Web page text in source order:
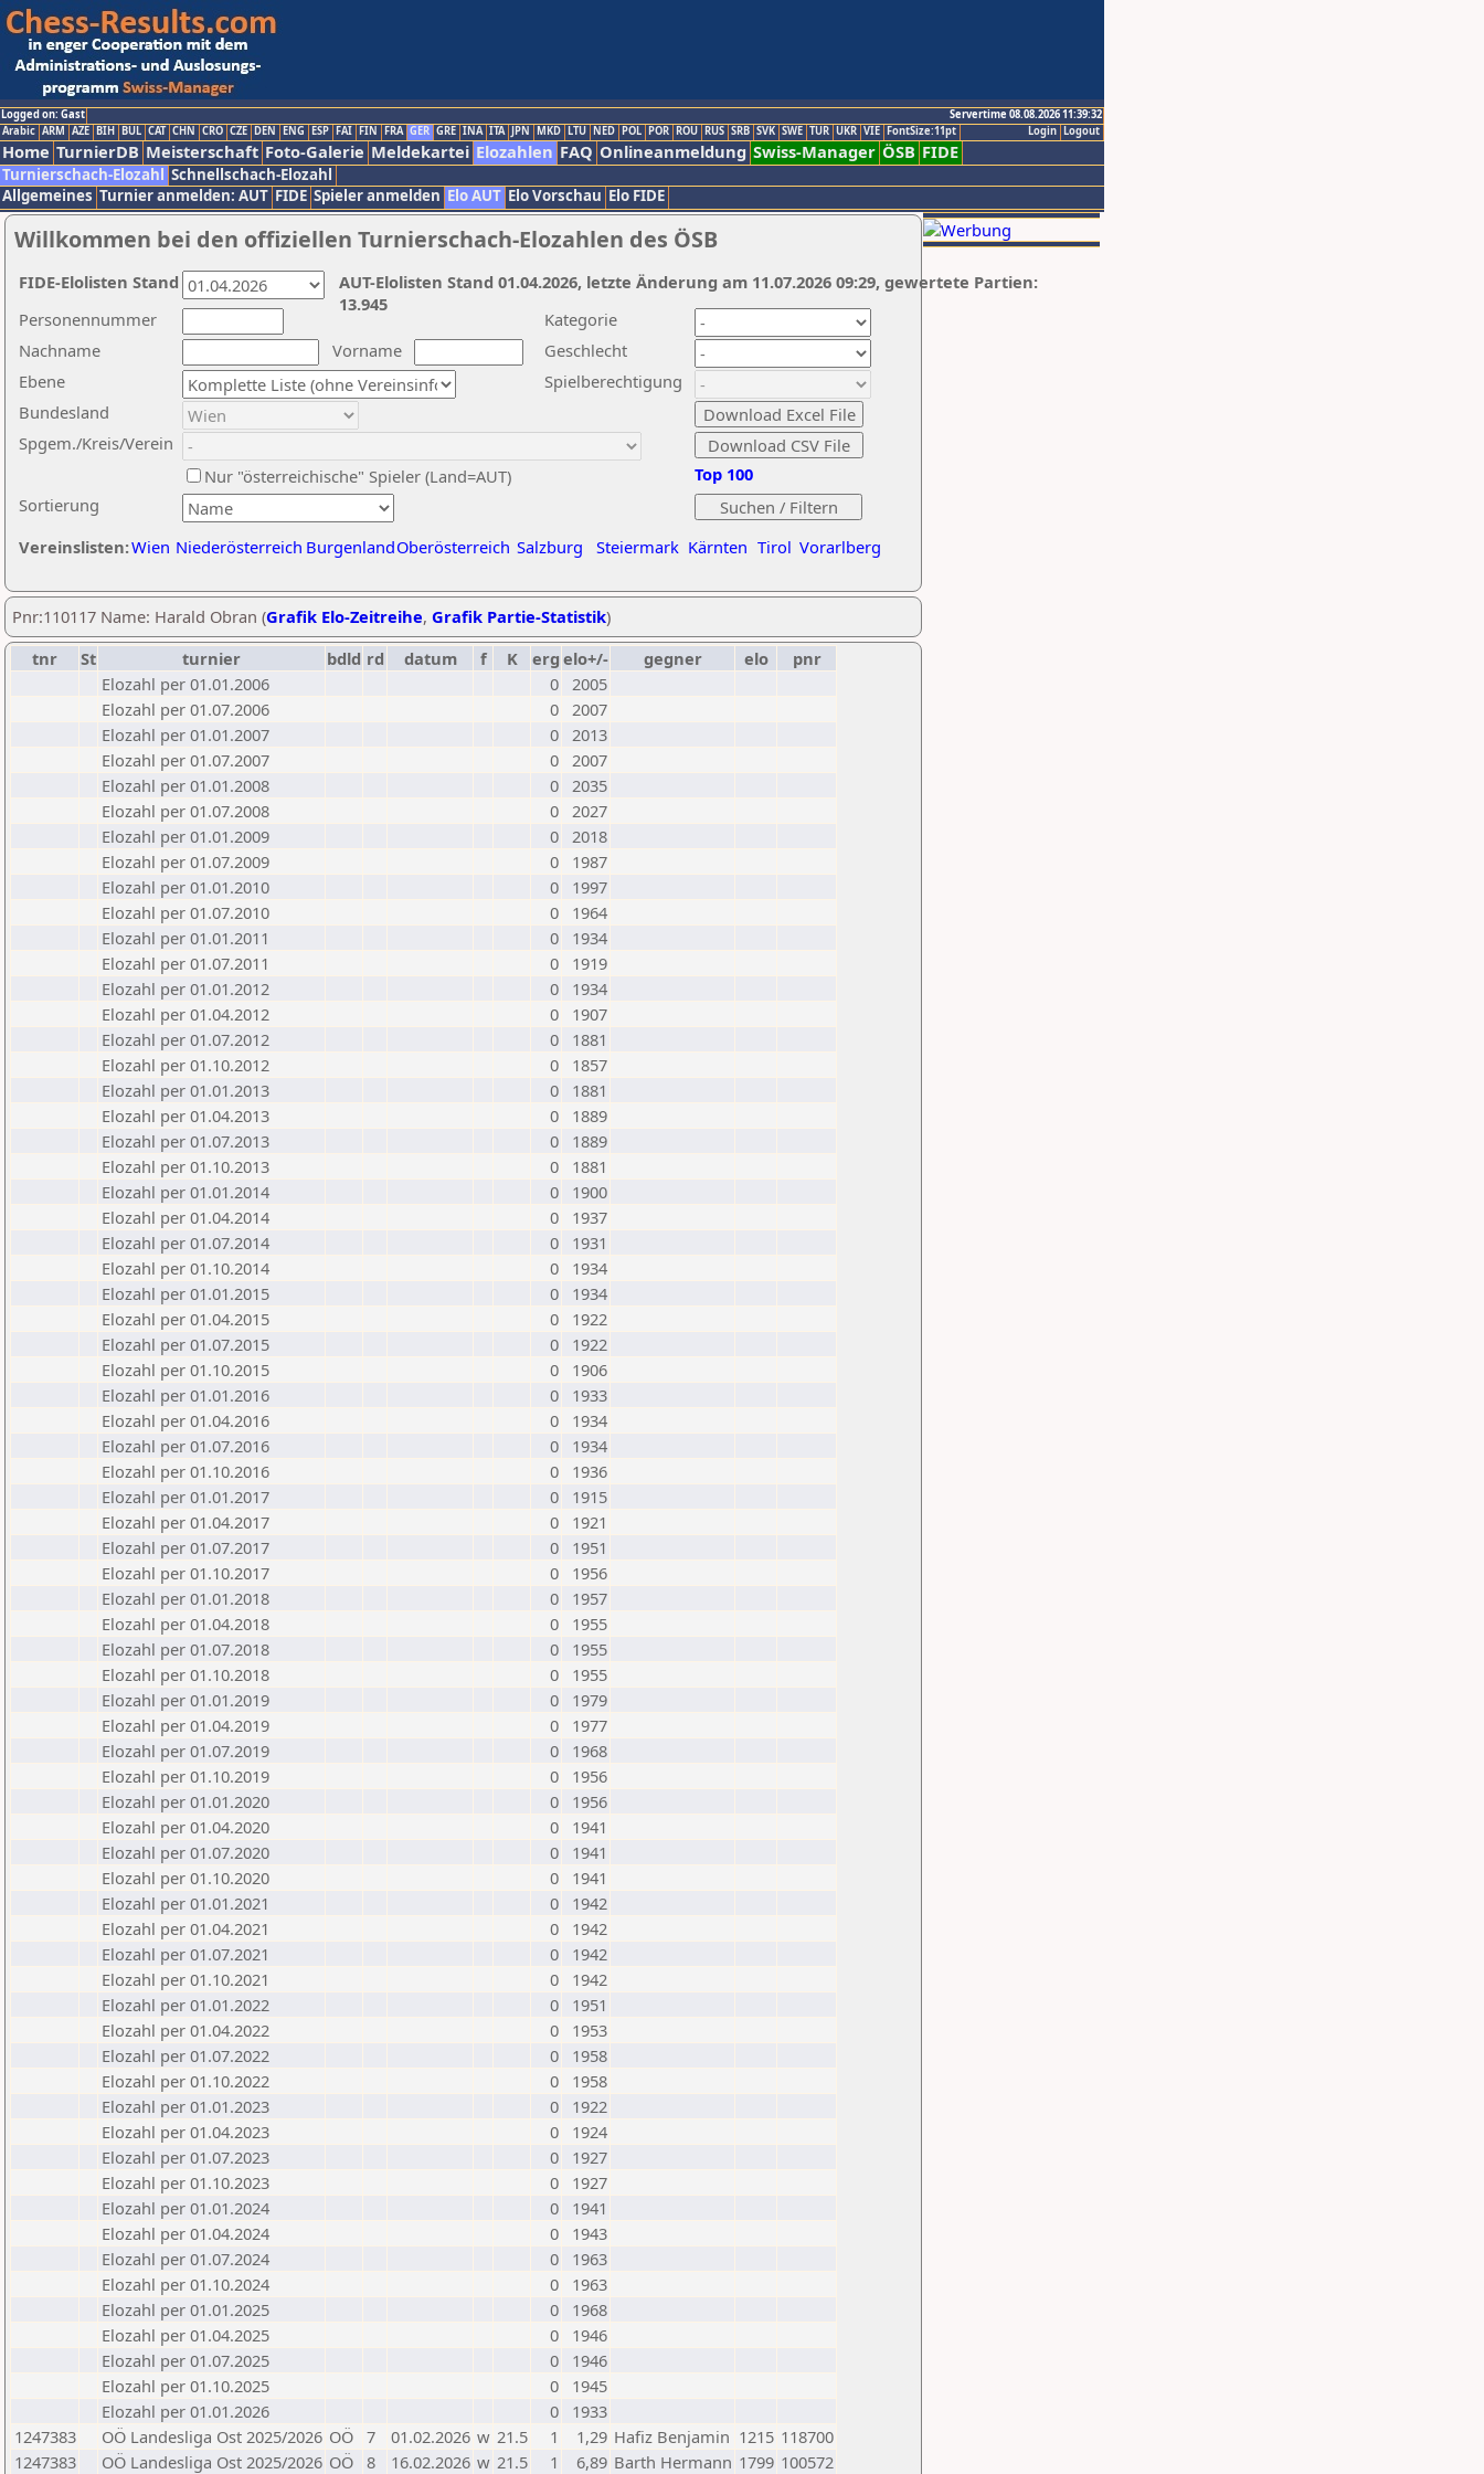
Logged on: Gast
Servertime 08.08.2026 11:39:32
Logout
Login
Arabic ARM AZE BIH BUL CAT CHN CRO CZE DEN ENG ESP FAI FIN FRA GER GRE INA ITA JPN MKD LTU NED POL POR ROU RUS SRB SVK SWE TUR UKR VIE FontSize:11pt
Home TurnierDB Meisterschaft Foto-Galerie Meldekartei Elozahlen FAQ Onlineanmeldung Swiss-Manager ÖSB FIDE
Turnierschach-Elozahl Schnellschach-Elozahl
Allgemeines Turnier anmelden: AUT FIDE Spieler anmelden Elo AUT Elo Vorschau Elo FIDE
Willkommen bei den offiziellen Turnierschach-Elozahlen des ÖSB
Nachname
Vorname
Ebene
Kategorie
Sortierung
Personennummer
Bundesland
Spgem./Kreis/Verein
Geschlecht
Nur "österreichische" Spieler (Land=AUT)
Spielberechtigung
Vereinslisten:Wien Niederösterreich BurgenlandOberösterreich Salzburg Steiermark Kärnten Tirol Vorarlberg
Top 100
AUT-Elolisten Stand 01.04.2026, letzte Änderung am 11.07.2026 09:29, gewertete Partien:
13.945
FIDE-Elolisten Stand
Pnr:110117 Name: Harald Obran (Grafik Elo-Zeitreihe, Grafik Partie-Statistik)
tnr
St turnier bdld rd datum f K erg elo+/- gegner elo
pnr
Elozahl per 01.01.2006
0 2005
Elozahl per 01.07.2006
0 2007
Elozahl per 01.01.2007
0 2013
Elozahl per 01.07.2007
0 2007
Elozahl per 01.01.2008
0 2035
Elozahl per 01.07.2008
0 2027
Elozahl per 01.01.2009
0 2018
Elozahl per 01.07.2009
0
1987
Elozahl per 01.01.2010
0
1997
Elozahl per 01.07.2010
0
1964
Elozahl per 01.01.2011
0
1934
Elozahl per 01.07.2011
0
1919
Elozahl per 01.01.2012
0
1934
Elozahl per 01.04.2012
0
1907
Elozahl per 01.07.2012
0
1881
Elozahl per 01.10.2012
0
1857
Elozahl per 01.01.2013
0
1881
Elozahl per 01.04.2013
0
1889
Elozahl per 01.07.2013
0
1889
Elozahl per 01.10.2013
0
1881
Elozahl per 01.01.2014
0
1900
Elozahl per 01.04.2014
0
1937
Elozahl per 01.07.2014
0
1931
Elozahl per 01.10.2014
0
1934
Elozahl per 01.01.2015
0
1934
Elozahl per 01.04.2015
0
1922
Elozahl per 01.07.2015
0
1922
Elozahl per 01.10.2015
0
1906
Elozahl per 01.01.2016
0
1933
Elozahl per 01.04.2016
0
1934
Elozahl per 01.07.2016
0
1934
Elozahl per 01.10.2016
0
1936
Elozahl per 01.01.2017
0
1915
Elozahl per 01.04.2017
0
1921
Elozahl per 01.07.2017
0
1951
Elozahl per 01.10.2017
0
1956
Elozahl per 01.01.2018
0
1957
Elozahl per 01.04.2018
0
1955
Elozahl per 01.07.2018
0
1955
Elozahl per 01.10.2018
0
1955
Elozahl per 01.01.2019
0
1979
Elozahl per 01.04.2019
0
1977
Elozahl per 01.07.2019
0
1968
Elozahl per 01.10.2019
0
1956
Elozahl per 01.01.2020
0
1956
Elozahl per 01.04.2020
0
1941
Elozahl per 01.07.2020
0
1941
Elozahl per 01.10.2020
0
1941
Elozahl per 01.01.2021
0
1942
Elozahl per 01.04.2021
0
1942
Elozahl per 01.07.2021
0
1942
Elozahl per 01.10.2021
0
1942
Elozahl per 01.01.2022
0
1951
Elozahl per 01.04.2022
0
1953
Elozahl per 01.07.2022
0
1958
Elozahl per 01.10.2022
0
1958
Elozahl per 01.01.2023
0
1922
Elozahl per 01.04.2023
0
1924
Elozahl per 01.07.2023
0
1927
Elozahl per 01.10.2023
0
1927
Elozahl per 01.01.2024
0
1941
Elozahl per 01.04.2024
0
1943
Elozahl per 01.07.2024
0
1963
Elozahl per 01.10.2024
0
1963
Elozahl per 01.01.2025
0
1968
Elozahl per 01.04.2025
0
1946
Elozahl per 01.07.2025
0
1946
Elozahl per 01.10.2025
0
1945
Elozahl per 01.01.2026
0
1933
1247383
OÖ Landesliga Ost 2025/2026 OÖ 7 01.02.2026 w 21.5 1 1,29 Hafiz Benjamin 1215 118700
1247383
OÖ Landesliga Ost 2025/2026 OÖ 8 16.02.2026 w 21.5 1 6,89 Barth Hermann 1799 100572